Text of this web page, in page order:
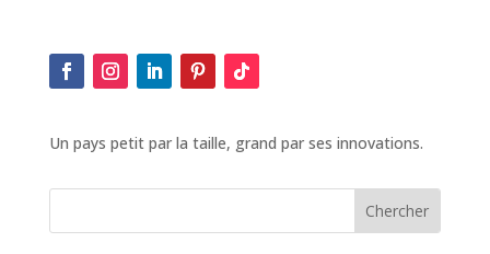
Un pays petit par la taille, grand par ses innovations.